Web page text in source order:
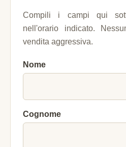
Compili i campi qui
nell'orario indicato.
vendita aggressiva.
Nome
Cognome